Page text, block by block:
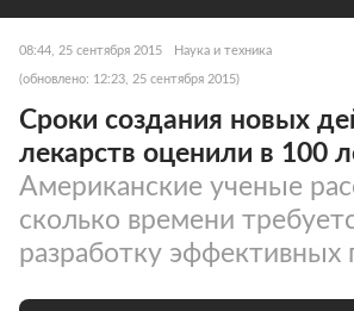
08:44, 25 сентября 2015 Наука и техника
(обновлено: 12:23, 25 сентября 2015)
Сроки создания новых
лекарств оценили в 100
Американские ученые
сколько времени
разработку эффективных